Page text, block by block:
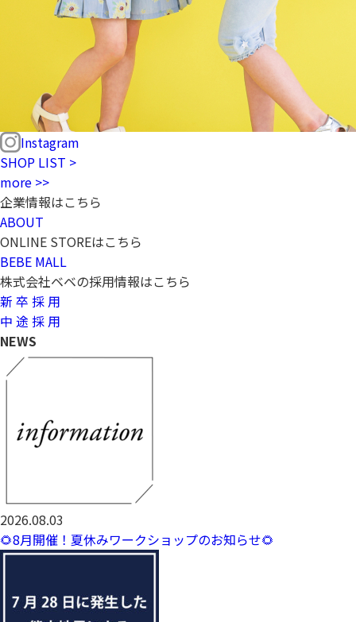
Instagram
SHOP LIST >
more >>
企業情報はこちら
ABOUT
ONLINE STOREはこちら
BEBE MALL
株式会社ベベの採用情報はこちら
新 卒 採 用
中 途 採 用
NEWS
2026.08.03
🌻8月開催！夏休みワークショップのお知らせ🌻